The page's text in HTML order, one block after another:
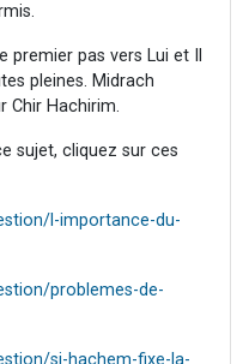
premier pas vers Lui et Il
pleines. Midrach
Chir Hachirim.
sujet, cliquez sur ces
l-importance-du-
problemes-de-